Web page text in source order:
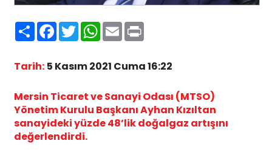
PaylaşFacebook
TwitterWhatsApp
EmailPrint
Tarih: 5 Kasım 2021 Cuma 16:22
Mersin Ticaret ve Sanayi Odası (MTSO)
Yönetim Kurulu Başkanı Ayhan Kızıltan
sanayideki yüzde 48’lik doğalgaz artışını
değerlendirdi.